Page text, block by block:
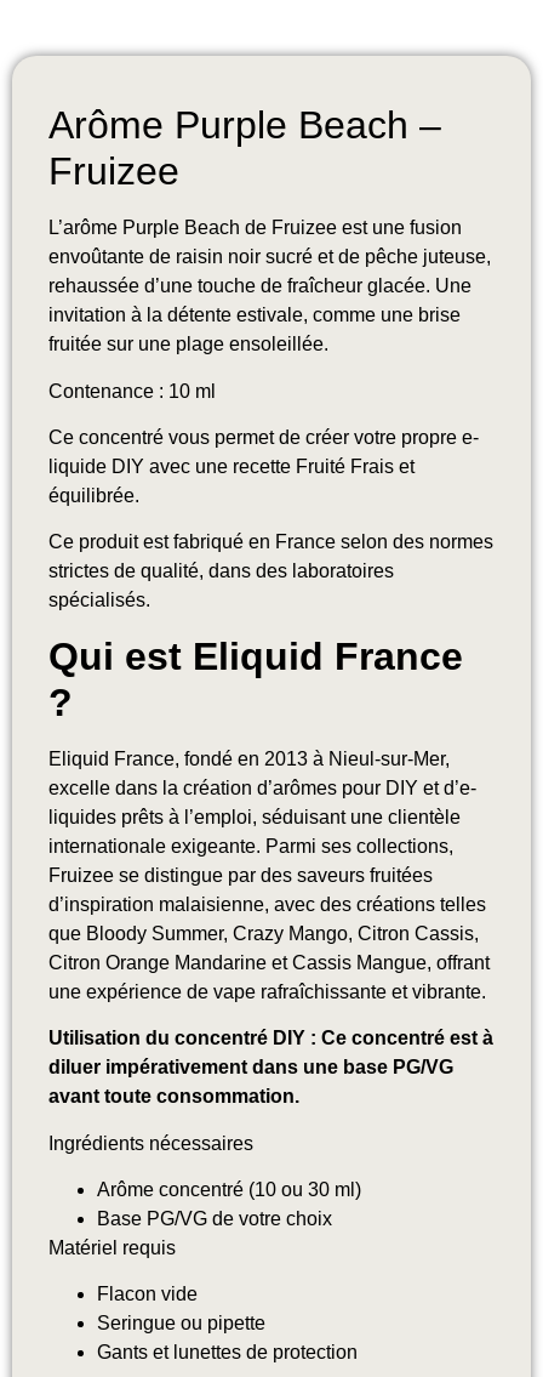
Arôme Purple Beach –
Fruizee
L’arôme Purple Beach de Fruizee est une fusion
envoûtante de raisin noir sucré et de pêche juteuse,
rehaussée d’une touche de fraîcheur glacée. Une
invitation à la détente estivale, comme une brise
fruitée sur une plage ensoleillée.
Contenance : 10 ml
Ce concentré vous permet de créer votre propre e-
liquide DIY avec une recette Fruité Frais et
équilibrée.
Ce produit est fabriqué en France selon des normes
strictes de qualité, dans des laboratoires
spécialisés.
Qui est Eliquid France
?
Eliquid France, fondé en 2013 à Nieul-sur-Mer,
excelle dans la création d’arômes pour DIY et d’e-
liquides prêts à l’emploi, séduisant une clientèle
internationale exigeante. Parmi ses collections,
Fruizee se distingue par des saveurs fruitées
d’inspiration malaisienne, avec des créations telles
que Bloody Summer, Crazy Mango, Citron Cassis,
Citron Orange Mandarine et Cassis Mangue, offrant
une expérience de vape rafraîchissante et vibrante.
Utilisation du concentré DIY : Ce concentré est à
diluer impérativement dans une base PG/VG
avant toute consommation.
Ingrédients nécessaires
Arôme concentré (10 ou 30 ml)
Base PG/VG de votre choix
Matériel requis
Flacon vide
Seringue ou pipette
Gants et lunettes de protection